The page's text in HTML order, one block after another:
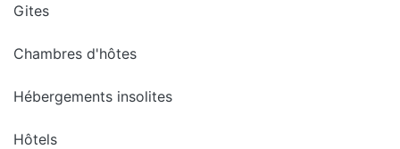
Gites
Chambres d'hôtes
Hébergements insolites
Hôtels